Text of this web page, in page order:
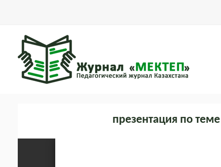
презентация по